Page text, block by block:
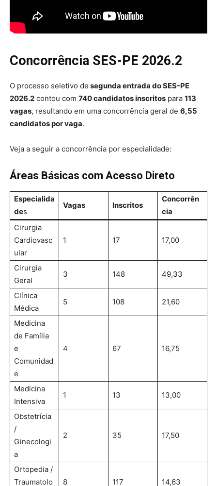
Concorrência SES-PE 2026.2
O processo seletivo de segunda entrada do SES-PE
2026.2 contou com 740 candidatos inscritos para 113
vagas, resultando em uma concorrência geral de 6,55
candidatos por vaga.
Veja a seguir a concorrência por especialidade:
Áreas Básicas com Acesso Direto
Especialida
des
Vagas Inscritos
Concorrên
cia
Cirurgia
Cardiovasc
ular
1 17 17,00
Cirurgia
Geral
3 148 49,33
Clínica
Médica
5 108 21,60
Medicina
de Família
e
Comunidad
e
4 67 16,75
Medicina
Intensiva
1 13 13,00
Obstetrícia
/
Ginecologi
a
2 35 17,50
Ortopedia /
Traumatolo
8 117 14,63